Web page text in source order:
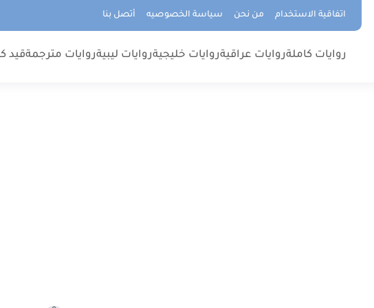
اتفاقية الاستخدام من نحن سياسة الخصوصيه أتصل بنا
روايات كاملةروايات عراقيةروايات خليجيةروايات ليبيةروايات مترجمةقيد